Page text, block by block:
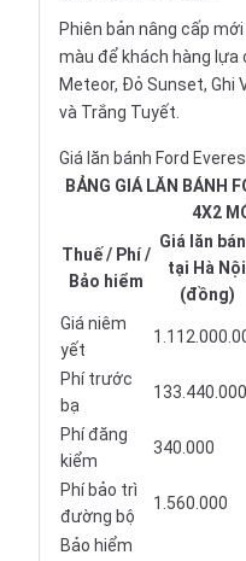
Phiên bản nâng cấp
màu để khách hàng lựa
Meteor, Đỏ Sunset, Ghi
và Trắng Tuyết.
Giá lăn bánh Ford
BẢNG GIÁ LĂN BÁNH
4X2
Thuế / Phí /
Bảo hiểm
Giá lăn
tại Hà Nội
(đồng)
Giá niêm
yết
Phí trước
bạ
133.440.000
Phí đăng
kiểm
340.000
Phí bảo trì
đường bộ
1.560.000
Bảo hiểm